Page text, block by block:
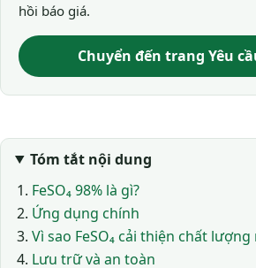
Tóm tắt nội dung
FeSO₄ 98% là gì?
Ứng dụng chính
Vì sao FeSO₄ cải thiện chất lượng
Lưu trữ và an toàn
hồi báo giá.
Chuyển đến trang Yêu